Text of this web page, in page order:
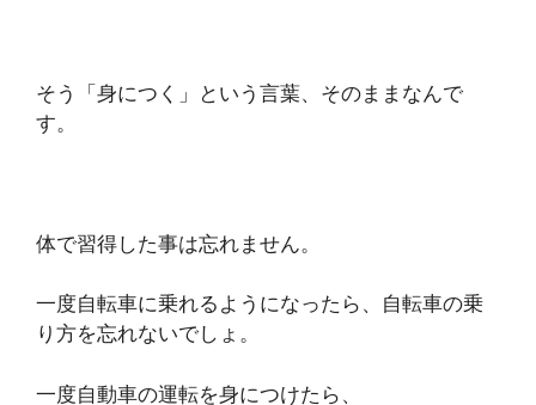
そう「身につく」という言葉、そのままなんで
す。
体で習得した事は忘れません。
一度自転車に乗れるようになったら、自転車の乗
り方を忘れないでしょ。
一度自動車の運転を身につけたら、